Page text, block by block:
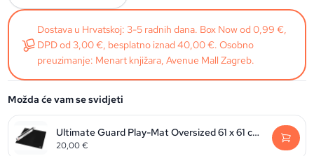
Dostava u Hrvatskoj: 3-5 radnih dana. Box Now od 0,99 €,
DPD od 3,00 €, besplatno iznad 40,00 €. Osobno
preuzimanje: Menart knjižara, Avenue Mall Zagreb.
Možda će vam se svidjeti
Ultimate Guard Play-Mat Oversized 61 x 61 cm - Black
20,00€